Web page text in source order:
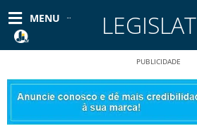
para
conteúdo
MENU
PUBLICIDADE